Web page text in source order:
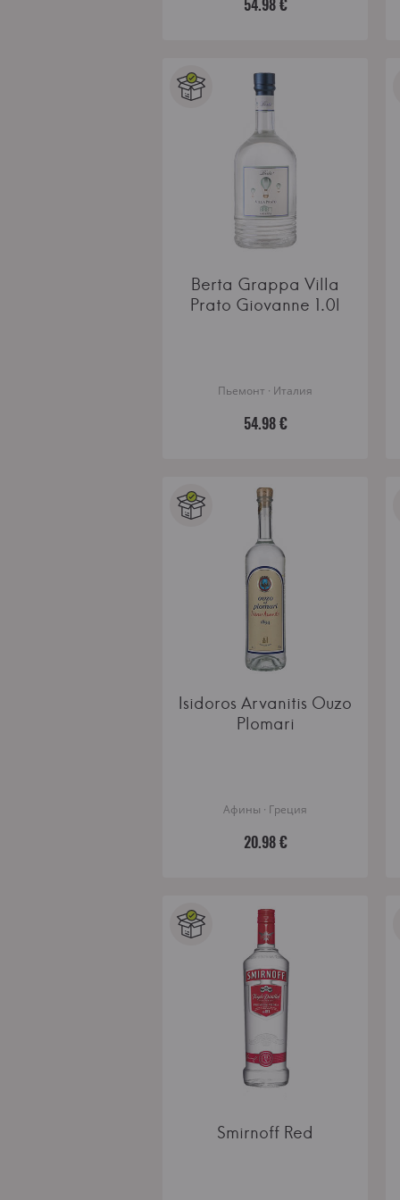
54.98 €
Berta Grappa Villa
Prato Giovanne 1.0l
Пьемонт · Италия
54.98 €
Isidoros Arvanitis Ouzo
Plomari
Афины · Греция
20.98 €
Smirnoff Red